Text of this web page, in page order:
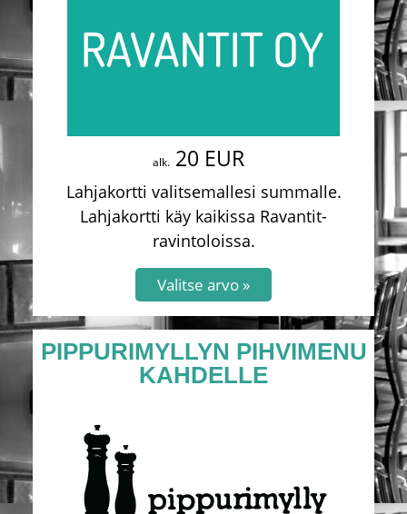
alk.20 EUR
Lahjakortti valitsemallesi summalle.
Lahjakortti käy kaikissa Ravantit-
ravintoloissa.
PIPPURIMYLLYN PIHVIMENU
KAHDELLE